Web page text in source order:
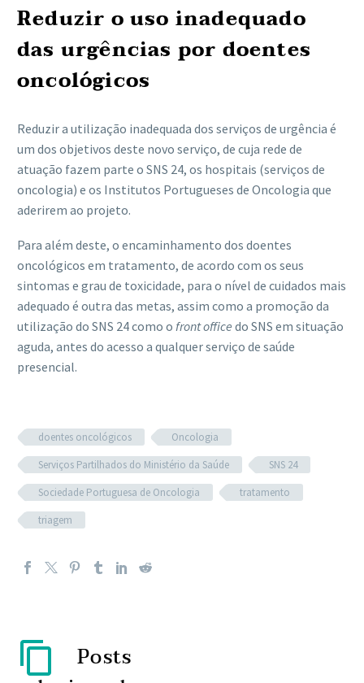
Reduzir o uso inadequado
das urgências por doentes
oncológicos
Reduzir a utilização inadequada dos serviços de urgência é
um dos objetivos deste novo serviço, de cuja rede de
atuação fazem parte o SNS 24, os hospitais (serviços de
oncologia) e os Institutos Portugueses de Oncologia que
aderirem ao projeto.
Para além deste, o encaminhamento dos doentes
oncológicos em tratamento, de acordo com os seus
sintomas e grau de toxicidade, para o nível de cuidados mais
adequado é outra das metas, assim como a promoção da
utilização do SNS 24 como o front office do SNS em situação
aguda, antes do acesso a qualquer serviço de saúde
presencial.
doentes oncológicos
Oncologia
Serviços Partilhados do Ministério da Saúde
SNS 24
Sociedade Portuguesa de Oncologia
tratamento
triagem
Posts